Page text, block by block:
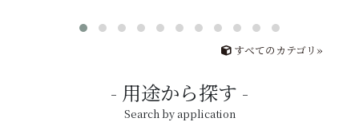
すべてのカテゴリ»
用途から探す
Search by application